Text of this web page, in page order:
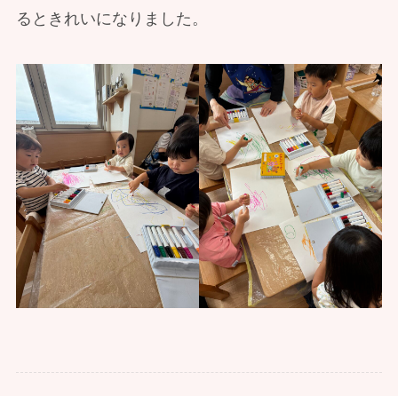
るときれいになりました。